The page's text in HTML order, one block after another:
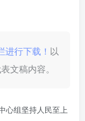
行下载！ 以
文稿内容。
心组坚持人民至上